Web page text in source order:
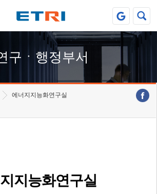
구ㆍ행정부서
에너지지능화연구실
지능화연구실